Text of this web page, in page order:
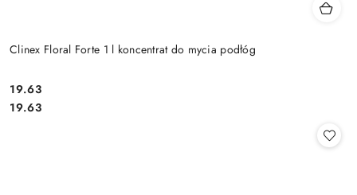
Clinex Floral Forte 1 l koncentrat do mycia podłóg
Cena:
19.63
Cena:
19.63